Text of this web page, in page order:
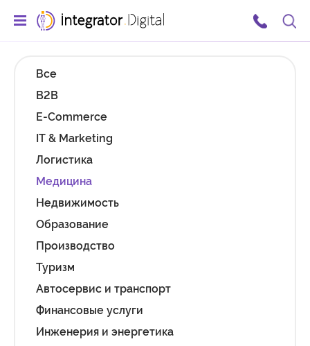
Ссылка на главную страницу
Все
B2B
E-Commerce
IT & Marketing
Логистика
Медицина
Недвижимость
Образование
Производство
Туризм
Автосервис и транспорт
Финансовые услуги
Инженерия и энергетика